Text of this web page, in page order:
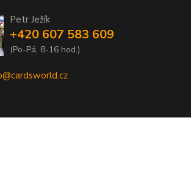
Petr Ježík
+420 607 583 609
(Po-Pá, 8-16 hod.)